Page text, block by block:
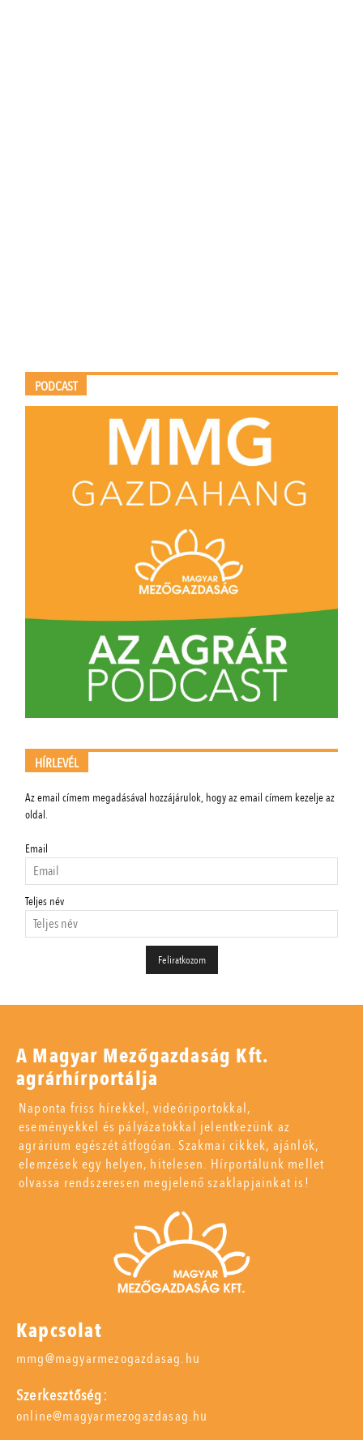
PODCAST
HÍRLEVÉL
Az email címem megadásával hozzájárulok, hogy az email címem kezelje az
oldal.
Email
Teljes név
A Magyar Mezőgazdaság Kft.
agrárhírportálja
Naponta friss hírekkel, videóriportokkal,
eseményekkel és pályázatokkal jelentkezünk az
agrárium egészét átfogóan. Szakmai cikkek, ajánlók,
elemzések egy helyen, hitelesen. Hírportálunk mellet
olvassa rendszeresen megjelenő szaklapjainkat is!
Kapcsolat
mmg@magyarmezogazdasag.hu
Szerkesztőség:
online@magyarmezogazdasag.hu